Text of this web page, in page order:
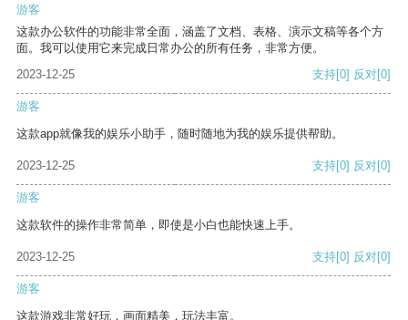
游客
这款办公软件的功能非常全面，涵盖了文档、表格、演示文稿等各个方
面。我可以使用它来完成日常办公的所有任务，非常方便。
2023-12-25
支持[0] 反对[0]
游客
这款app就像我的娱乐小助手，随时随地为我的娱乐提供帮助。
2023-12-25 支持[0] 反对[0]
游客
这款软件的操作非常简单，即使是小白也能快速上手。
2023-12-25 支持[0] 反对[0]
游客
这款游戏非常好玩，画面精美，玩法丰富。